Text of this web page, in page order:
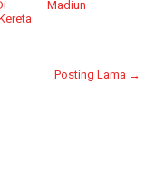
Madiun
Posting Lama →